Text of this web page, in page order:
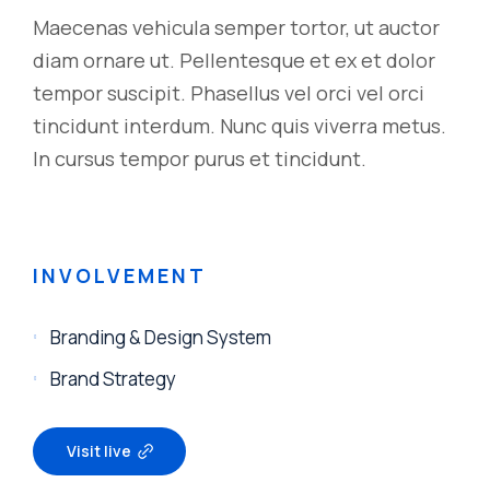
Maecenas vehicula semper tortor, ut auctor
diam ornare ut. Pellentesque et ex et dolor
tempor suscipit. Phasellus vel orci vel orci
tincidunt interdum. Nunc quis viverra metus.
In cursus tempor purus et tincidunt.
INVOLVEMENT
Branding & Design System
Brand Strategy
Visit live